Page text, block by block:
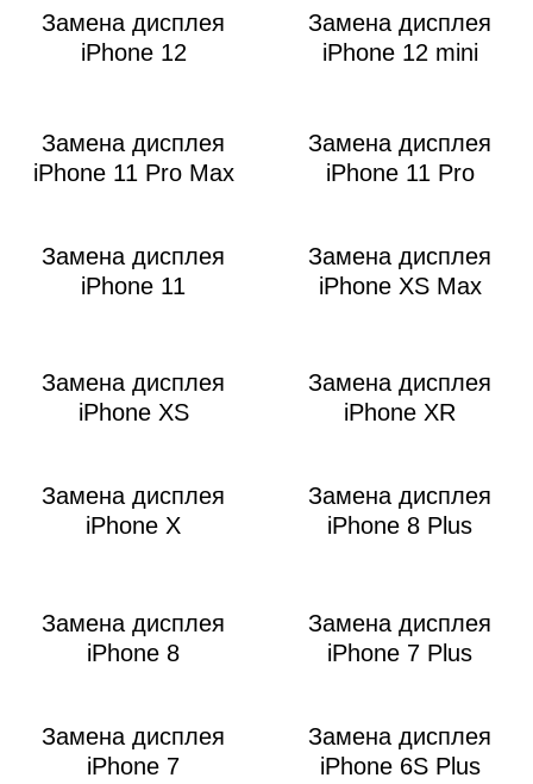
Замена дисплея
iPhone 12
Замена дисплея
iPhone 12 mini
Замена дисплея
iPhone 11 Pro Max
Замена дисплея
iPhone 11 Pro
Замена дисплея
iPhone 11
Замена дисплея
iPhone XS Max
Замена дисплея
iPhone XS
Замена дисплея
iPhone XR
Замена дисплея
iPhone X
Замена дисплея
iPhone 8 Plus
Замена дисплея
iPhone 8
Замена дисплея
iPhone 7 Plus
Замена дисплея
iPhone 7
Замена дисплея
iPhone 6S Plus